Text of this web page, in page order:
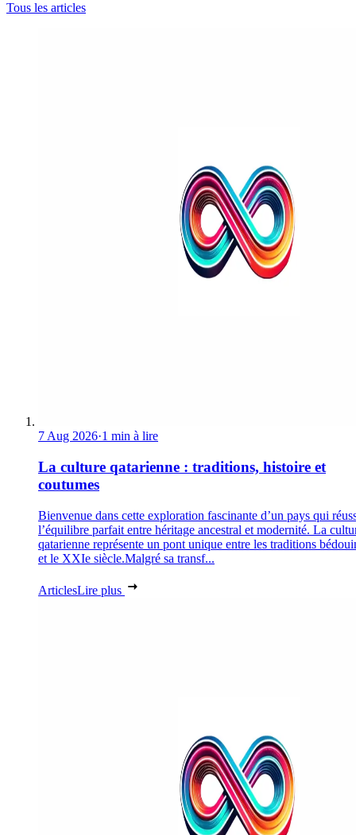
Tous les articles
7 Aug 2026·1 min à lire
La culture qatarienne : traditions, histoire et
coutumes
Bienvenue dans cette exploration fascinante d’un pays qui
l’équilibre parfait entre héritage ancestral et modernité. La
qatarienne représente un pont unique entre les traditions
et le XXIe siècle.Malgré sa transf...
ArticlesLire plus